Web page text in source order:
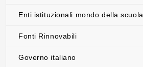
Enti istituzionali mondo della scuola
Fonti Rinnovabili
Governo italiano